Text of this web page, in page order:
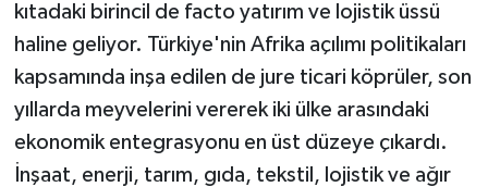
kıtadaki birincil de facto yatırım ve lojistik üssü
haline geliyor. Türkiye'nin Afrika açılımı politikaları
kapsamında inşa edilen de jure ticari köprüler, son
yıllarda meyvelerini vererek iki ülke arasındaki
ekonomik entegrasyonu en üst düzeye çıkardı.
İnşaat, enerji, tarım, gıda, tekstil, lojistik ve ağır